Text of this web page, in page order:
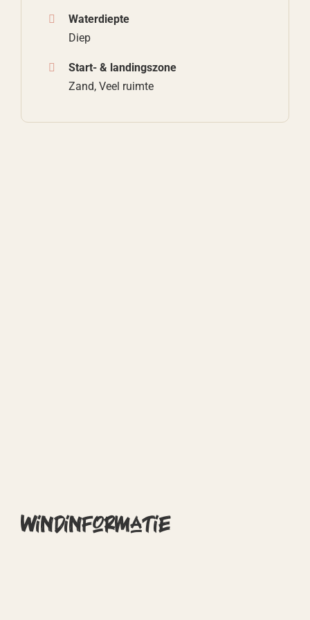
Waterdiepte
Diep
Start- & landingszone
Zand, Veel ruimte
Windinformatie